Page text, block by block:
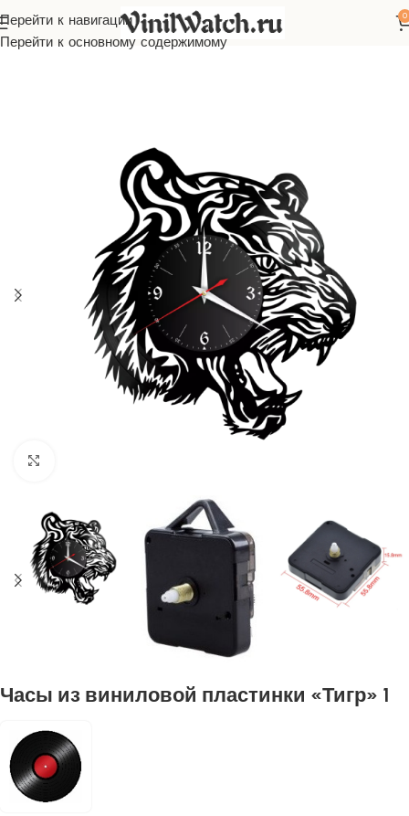
Перейти к навигации
Перейти к основному содержимому
0
Главная Часы из виниловой пластинки Животные
Часы из виниловой пластинки «Тигр» 1